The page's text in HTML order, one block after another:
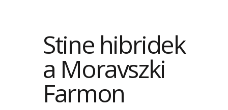
Stine hibridek
a Moravszki
Farmon